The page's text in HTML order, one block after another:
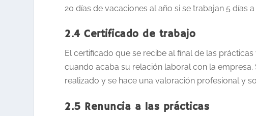
20 días de vacaciones al año si se trabajan 5 días
2.4 Certificado de trabajo
El certificado que se recibe al final de las
cuando acaba su relación laboral con la
realizado y se hace una valoración profesional y
2.5 Renuncia a las prácticas